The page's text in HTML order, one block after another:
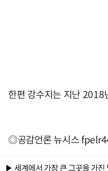
한편 강수지는 지난 2018
◎공감언론 뉴시스